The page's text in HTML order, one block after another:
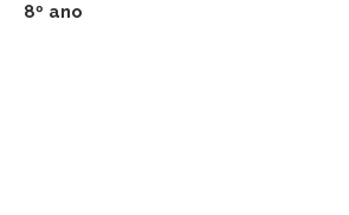
8º ano